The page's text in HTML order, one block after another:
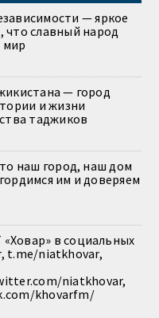
— яркое
что славный народ
мир
— город
и жизни
таджиков
наш город, наш дом
им и доверяем
в социальных
t.me/niatkhovar,
niatkhovar,
khovarfm/